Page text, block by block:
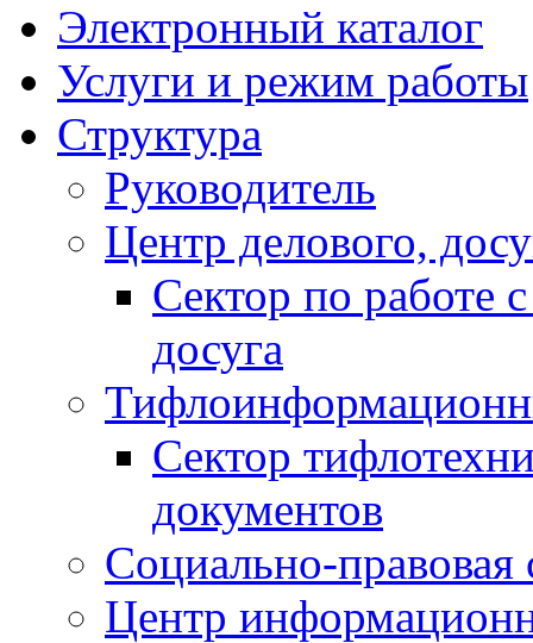
Электронный каталог
Услуги и режим работы
Структура
Руководитель
Центр делового,
Сектор по работе
досуга
Сектор
документов
Социально-правовая
Центр